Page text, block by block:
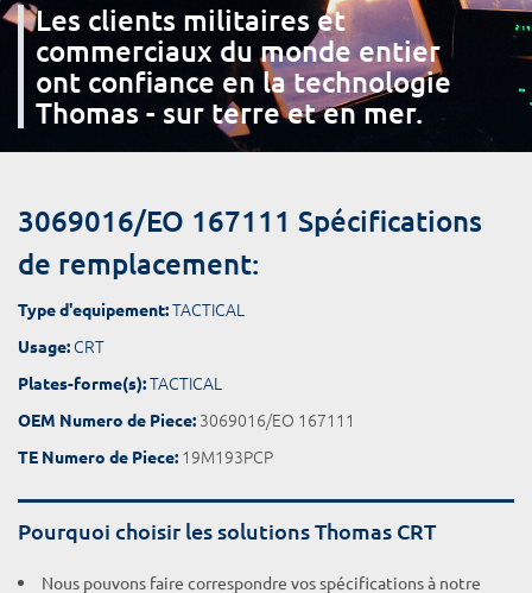
Les clients militaires et
commerciaux du monde entier
ont confiance en la technologie
Thomas - sur terre et en mer.
3069016/EO 167111 Spécifications
de remplacement:
Type d'equipement:TACTICAL
Usage: CRT
Plates-forme(s):TACTICAL
OEM Numero de Piece: 3069016/EO 167111
TE Numero de Piece: 19M193PCP
Pourquoi choisir les solutions Thomas CRT
Nous pouvons faire correspondre vos spécifications à notre